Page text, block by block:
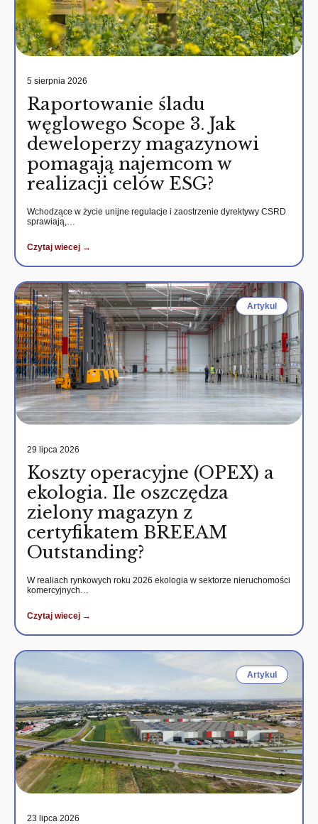
5 sierpnia 2026
Raportowanie śladu
węglowego Scope 3. Jak
deweloperzy magazynowi
pomagają najemcom w
realizacji celów ESG?
Wchodzące w życie unijne regulacje i zaostrzenie dyrektywy CSRD
sprawiają,…
Czytaj wiecej →
Artykul
29 lipca 2026
Koszty operacyjne (OPEX) a
ekologia. Ile oszczędza
zielony magazyn z
certyfikatem BREEAM
Outstanding?
W realiach rynkowych roku 2026 ekologia w sektorze nieruchomości
komercyjnych…
Czytaj wiecej →
Artykul
23 lipca 2026